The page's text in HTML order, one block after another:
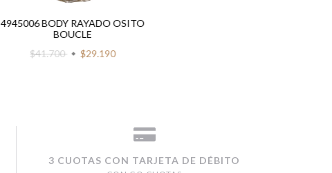
4945006 BODY RAYADO OSITO
BOUCLE
$41.700
$29.190
3 CUOTAS CON TARJETA DE DÉBITO